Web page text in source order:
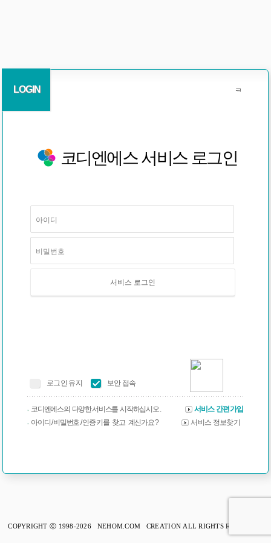
LOGIN
코디엔에스 서비스 로그인
서비스 로그인
로그인 유지 보안 접속
코디엔에스의 다양한 서비스를 시작하십시오 .
서비스 간편가입
아이디 / 비밀번호 / 인증 키를 찾고 계신가요 ?
서비스 정보찾기
COPYRIGHT ⓒ 1998-2026 NEHOM.COM CREATION ALL RIGHTS RESERVED.